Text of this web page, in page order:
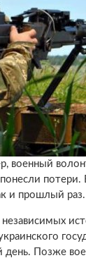
военный
потери.
и прошлый раз.
независимых
Позже